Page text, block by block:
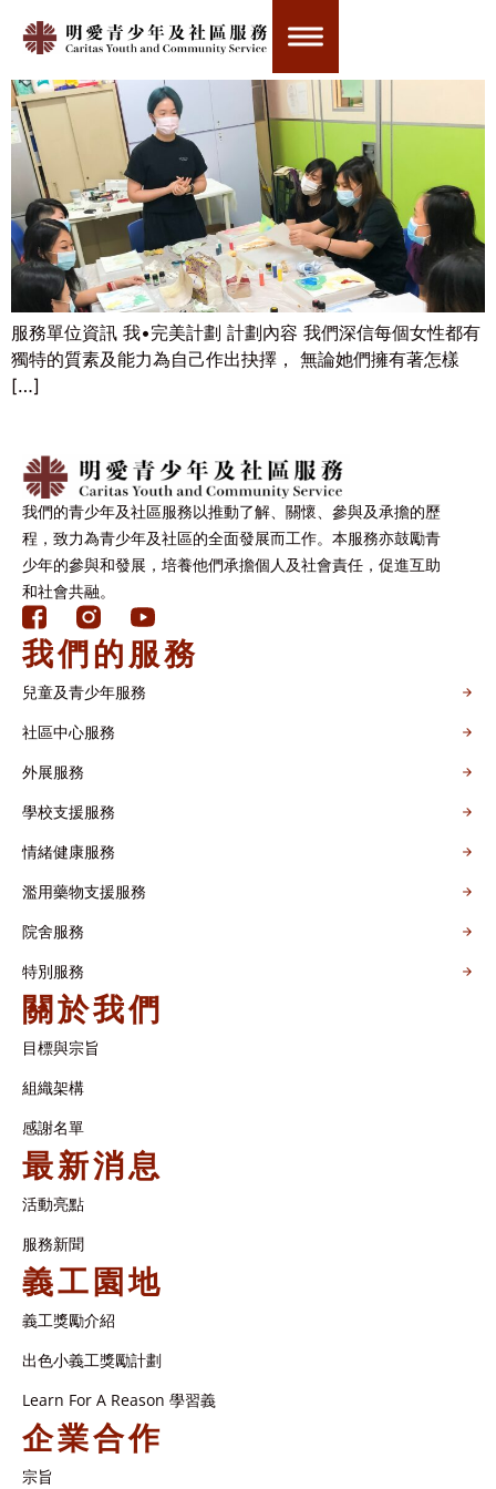
我•完美計劃
服務單位資訊 我•完美計劃 計劃內容 我們深信每個女性都有
獨特的質素及能力為自己作出抉擇， 無論她們擁有著怎樣
[…]
我們的青少年及社區服務以推動了解、關懷、參與及承擔的歷
程，致力為青少年及社區的全面發展而工作。本服務亦鼓勵青
少年的參與和發展，培養他們承擔個人及社會責任，促進互助
和社會共融。
我們的服務
兒童及青少年服務
社區中心服務
外展服務
學校支援服務
情緒健康服務
濫用藥物支援服務
院舍服務
特別服務
關於我們
目標與宗旨
組織架構​
感謝名單​
最新消息
活動亮點
服務新聞
義工園地
義工獎勵介紹
出色小義工獎勵計劃
Learn For A Reason 學習義
企業合作
宗旨